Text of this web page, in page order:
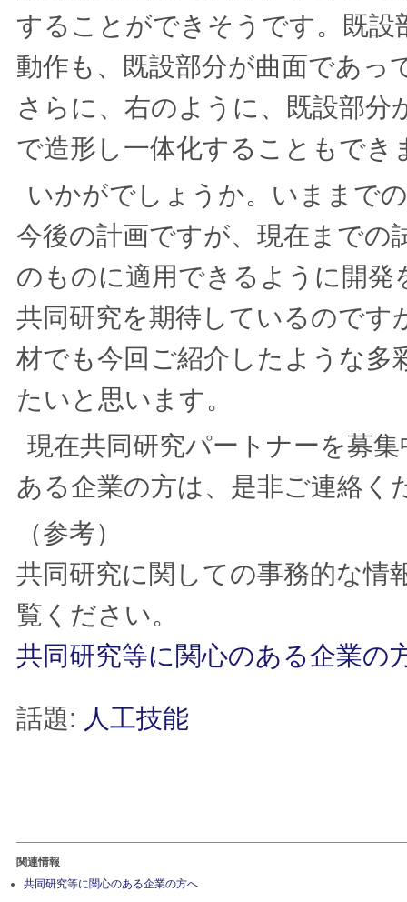
することができそうです。既
動作も、既設部分が曲面であっ
さらに、右のように、既設部
で造形し一体化することもでき
いかがでしょうか。いままで
今後の計画ですが、現在までの
のものに適用できるように開
共同研究を期待しているので
材でも今回ご紹介したような多
たいと思います。
現在共同研究パートナーを募
ある企業の方は、是非ご連絡く
（参考）
共同研究に関しての事務的な情
覧ください。
共同研究等に関心のある企業の
話題: 人工技能
関連情報
共同研究等に関心のある企業の方へ